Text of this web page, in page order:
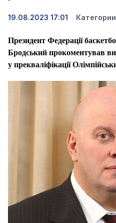
19.08.2023 17:01
Президент Федерації
Бродський прокоментував
у прекваліфікації